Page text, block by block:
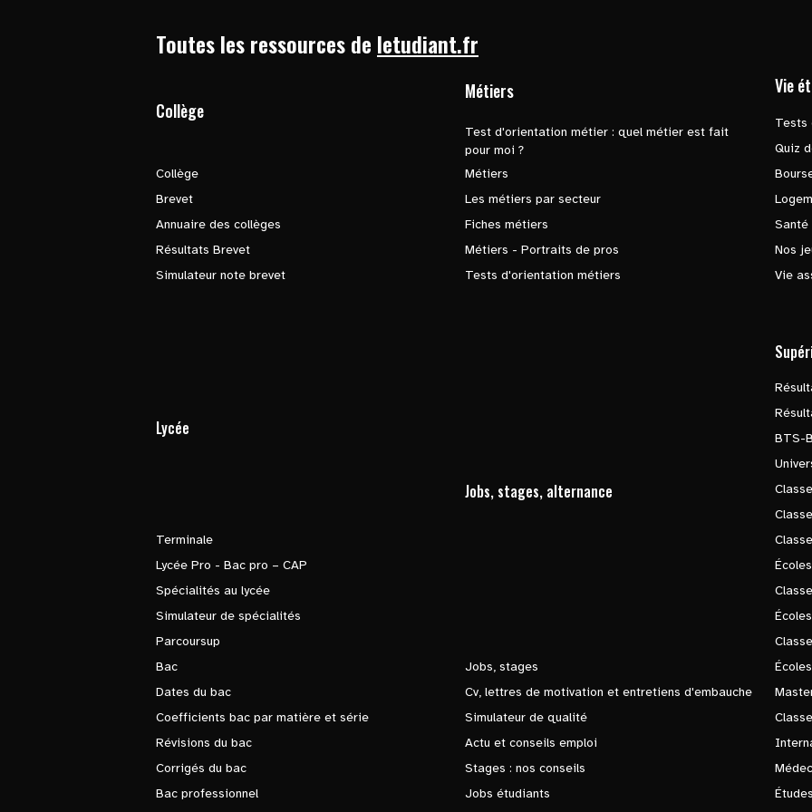
Toutes les ressources de letudiant.fr
Collège
Collège
Brevet
Annuaire des collèges
Résultats Brevet
Simulateur note brevet
Métiers
Test d'orientation métier : quel métier est fait
pour moi ?
Métiers
Les métiers par secteur
Fiches métiers
Métiers - Portraits de pros
Tests d'orientation métiers
Vie
Tests
Quiz
Santé
Nos
Vie
Lycée
Terminale
Lycée Pro - Bac pro – CAP
Spécialités au lycée
Simulateur de spécialités
Parcoursup
Bac
Dates du bac
Coefficients bac par matière et série
Révisions du bac
Corrigés du bac
Bac professionnel
Jobs, stages, alternance
Jobs, stages
Cv, lettres de motivation et entretiens d'embauche
Simulateur de qualité
Actu et conseils emploi
Stages : nos conseils
Jobs étudiants
BTS-